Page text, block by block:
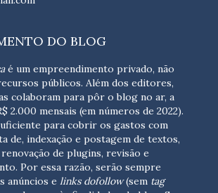
DO BLOG
é um empreendimento privado, não
públicos. Além dos editores,
colaboram para pôr o blog no ar, a
2.000 mensais (em números de 2022).
para cobrir os gastos com
de, indexação e postagem de textos,
de plugins, revisão e
Por essa razão, serão sempre
anúncios e links dofollow(sem tag